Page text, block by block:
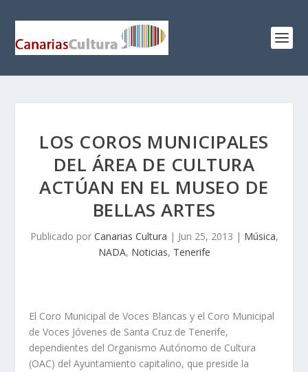
LOS COROS MUNICIPALES
DEL ÁREA DE CULTURA
ACTÚAN EN EL MUSEO DE
BELLAS ARTES
Publicado por Canarias Cultura | Jun 25, 2013 | Música,
NADA, Noticias, Tenerife
El Coro Municipal de Voces Blancas y el Coro Municipal
de Voces Jóvenes de Santa Cruz de Tenerife,
dependientes del Organismo Autónomo de Cultura
(OAC) del Ayuntamiento capitalino, que preside la